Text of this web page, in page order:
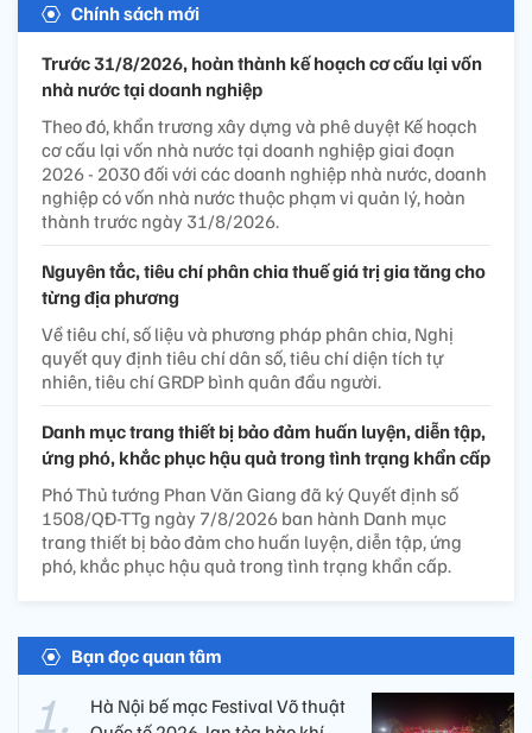
Chính sách mới
Trước 31/8/2026, hoàn thành kế hoạch cơ cấu lại vốn
nhà nước tại doanh nghiệp
Theo đó, khẩn trương xây dựng và phê duyệt Kế hoạch
cơ cấu lại vốn nhà nước tại doanh nghiệp giai đoạn
2026 - 2030 đối với các doanh nghiệp nhà nước, doanh
nghiệp có vốn nhà nước thuộc phạm vi quản lý, hoàn
thành trước ngày 31/8/2026.
Nguyên tắc, tiêu chí phân chia thuế giá trị gia tăng cho
từng địa phương
Về tiêu chí, số liệu và phương pháp phân chia, Nghị
quyết quy định tiêu chí dân số, tiêu chí diện tích tự
nhiên, tiêu chí GRDP bình quân đầu người.
Danh mục trang thiết bị bảo đảm huấn luyện, diễn tập,
ứng phó, khắc phục hậu quả trong tình trạng khẩn cấp
Phó Thủ tướng Phan Văn Giang đã ký Quyết định số
1508/QĐ-TTg ngày 7/8/2026 ban hành Danh mục
trang thiết bị bảo đảm cho huấn luyện, diễn tập, ứng
phó, khắc phục hậu quả trong tình trạng khẩn cấp.
Bạn đọc quan tâm
Hà Nội bế mạc Festival Võ thuật